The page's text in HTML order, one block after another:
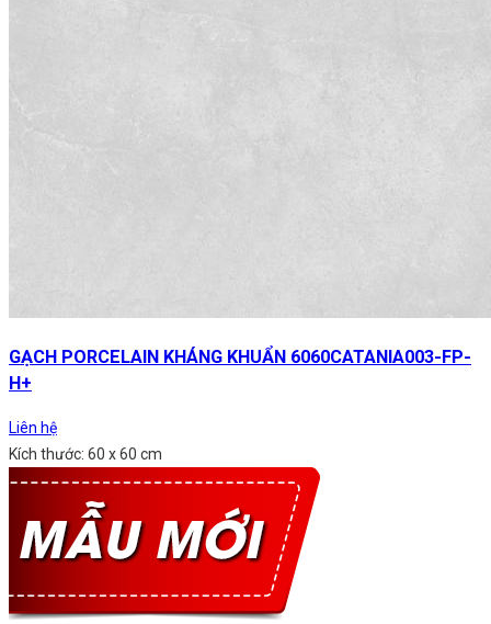
GẠCH PORCELAIN KHÁNG KHUẨN 6060CATANIA003-FP-
H+
Liên hệ
Kích thước: 60 x 60 cm